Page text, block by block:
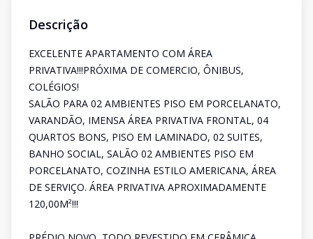
Descrição
EXCELENTE APARTAMENTO COM ÁREA
PRIVATIVA!!!PRÓXIMA DE COMERCIO, ÔNIBUS,
COLÉGIOS!
SALÃO PARA 02 AMBIENTES PISO EM PORCELANATO,
VARANDÃO, IMENSA ÁREA PRIVATIVA FRONTAL, 04
QUARTOS BONS, PISO EM LAMINADO, 02 SUITES,
BANHO SOCIAL, SALÃO 02 AMBIENTES PISO EM
PORCELANATO, COZINHA ESTILO AMERICANA, ÁREA
DE SERVIÇO. ÁREA PRIVATIVA APROXIMADAMENTE
120,00M²!!!